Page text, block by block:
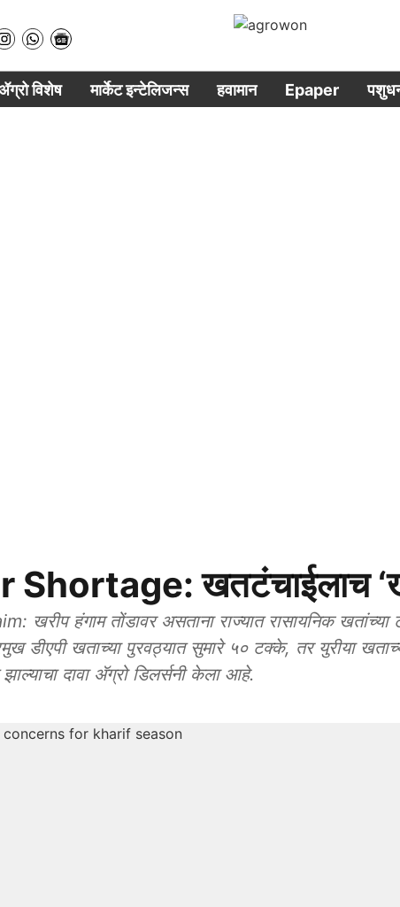
विशेष मार्केट इन्टेलिजन्स हवामान Epaper
खतटंचाईलाच
खरीप हंगाम तोंडावर असताना राज्यात रासायनिक खतांच्या
डीएपी खताच्या पुरवठ्यात सुमारे ५० टक्के, तर युरीया
दावा ॲग्रो डिलर्सनी केला आहे.